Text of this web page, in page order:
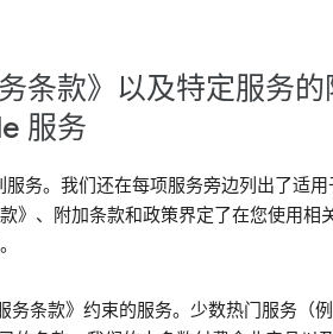
条款》以及特定服务的
服务
服务。我们还在每项服务旁边列出了适用
》、附加条款和政策界定了在您使用相
务条款》约束的服务。少数热门服务（